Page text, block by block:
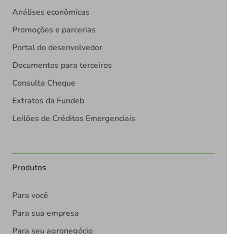
Análises econômicas
Promoções e parcerias
Portal do desenvolvedor
Documentos para terceiros
Consulta Cheque
Extratos da Fundeb
Leilões de Créditos Emergenciais
Produtos
Para você
Para sua empresa
Para seu agronegócio